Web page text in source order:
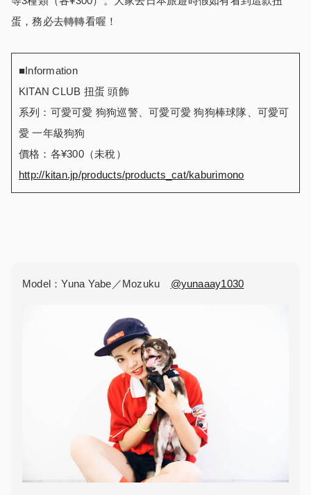
蛋，務必去轉轉看喔！
■Information
KITAN CLUB 扭蛋 頭飾
系列：可愛可愛 狗狗巡警、可愛可愛 狗狗棒球隊、可愛可
愛 一年級狗狗
價格：各¥300（未稅）
http://kitan.jp/products/products_cat/kaburimono
Model：Yuna Yabe／Mozuku @yunaaay1030